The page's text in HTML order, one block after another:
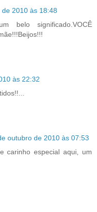
2010 às 18:48
belo significado.VOCÊ
às 22:32
outubro de 2010 às 07:53
carinho especial aqui, um